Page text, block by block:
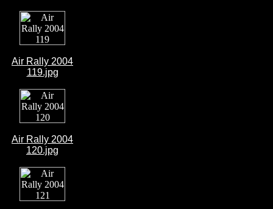
Air Rally 2004
119.jpg
Air Rally 2004
120.jpg